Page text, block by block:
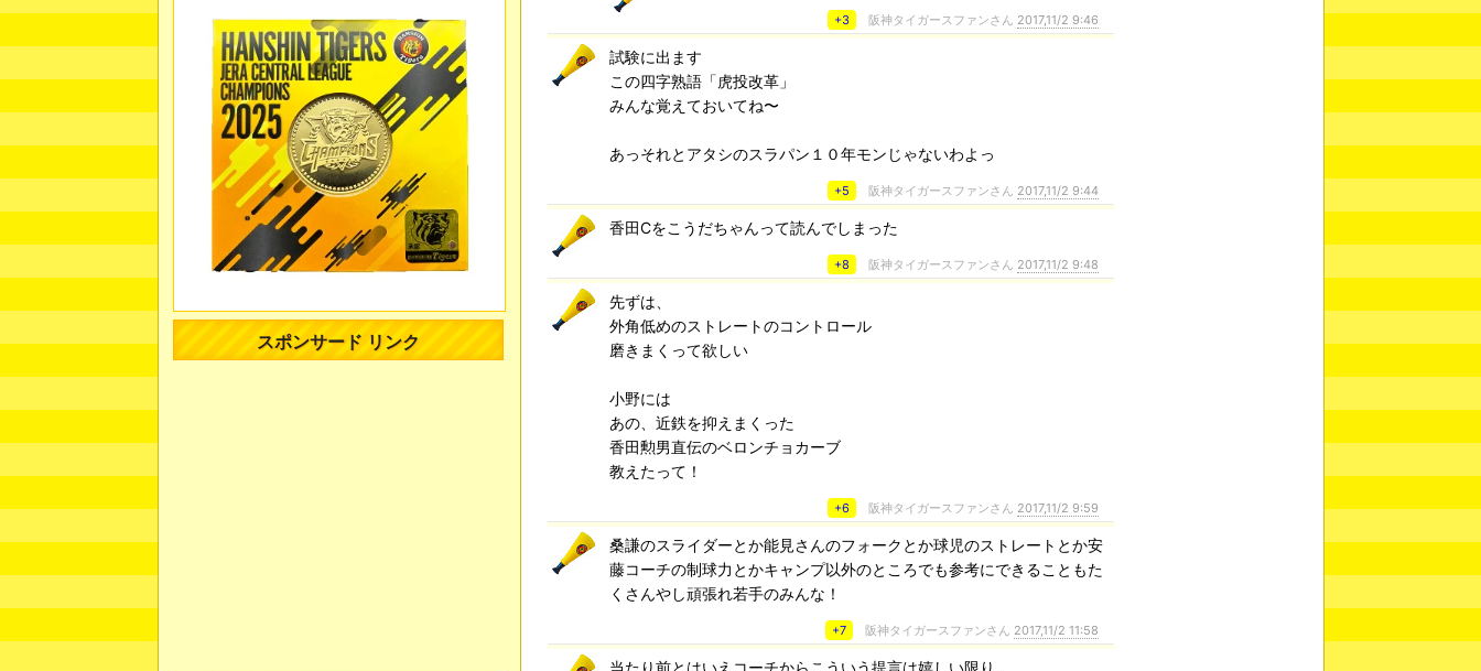
+3 阪神タイガースファンさん 2017,11/2 9:46
試験に出ます
この四字熟語「虎投改革」
みんな覚えておいてね〜
あっそれとアタシのスラパン１０年モンじゃないわよっ
+5 阪神タイガースファンさん 2017,11/2 9:44
香田Cをこうだちゃんって読んでしまった
+8 阪神タイガースファンさん 2017,11/2 9:48
先ずは、
外角低めのストレートのコントロール
磨きまくって欲しい
小野には
あの、近鉄を抑えまくった
香田勲男直伝のベロンチョカーブ
教えたって！
+6 阪神タイガースファンさん 2017,11/2 9:59
桑謙のスライダーとか能見さんのフォークとか球児のストレートとか安
藤コーチの制球力とかキャンプ以外のところでも参考にできることもた
くさんやし頑張れ若手のみんな！
+7 阪神タイガースファンさん 2017,11/2 11:58
当たり前とはいえコーチからこういう提言は嬉しい限り。
スポンサード リンク